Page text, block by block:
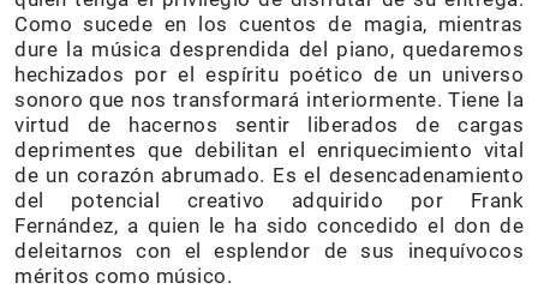
Como sucede en los cuentos de magia, mientras
dure la música desprendida del piano, quedaremos
hechizados por el espíritu poético de un universo
sonoro que nos transformará interiormente. Tiene la
virtud de hacernos sentir liberados de cargas
deprimentes que debilitan el enriquecimiento vital
de un corazón abrumado. Es el desencadenamiento
del potencial creativo adquirido por Frank
Fernández, a quien le ha sido concedido el don de
deleitarnos con el esplendor de sus inequívocos
méritos como músico.